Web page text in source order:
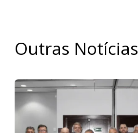
Outras Notícias